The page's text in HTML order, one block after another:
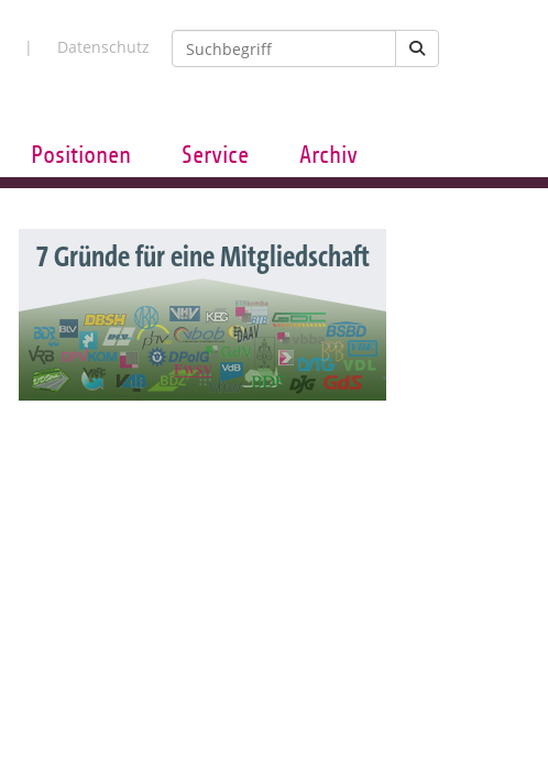
Datenschutz
Positionen Service Archiv
7 Gründe für eine Mitgliedschaft